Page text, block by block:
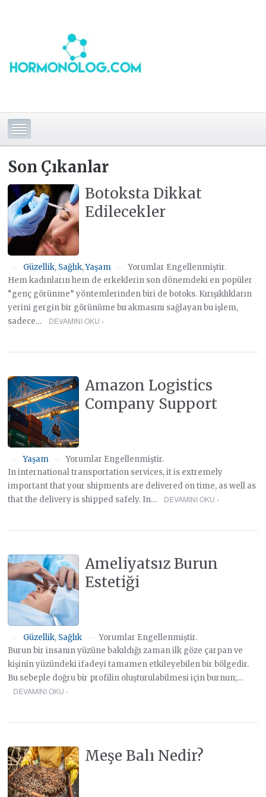
Son Çıkanlar
Botoksta Dikkat
Edilecekler
Güzellik, Sağlık,Yaşam
Yorumlar Engellenmiştir.
Hem kadınların hem de erkeklerin son dönemdeki en popüler
“genç görünme” yöntemlerinden biri de botoks. Kırışıklıkların
yerini gergin bir görünüme bırakmasını sağlayan bu işlem,
sadece…
DEVAMINI OKU ›
Amazon Logistics
Company Support
Yaşam
Yorumlar Engellenmiştir.
In international transportation services, it is extremely
important that your shipments are delivered on time, as well as
that the delivery is shipped safely. In…
DEVAMINI OKU ›
Ameliyatsız Burun
Estetiği
Güzellik, Sağlık
Yorumlar Engellenmiştir.
Burun bir insanın yüzüne bakıldığı zaman ilk göze çarpan ve
kişinin yüzündeki ifadeyi tamamen etkileyebilen bir bölgedir.
Bu sebeple doğru bir profilin oluşturulabilmesi için burnun;…
DEVAMINI OKU ›
Meşe Balı Nedir?